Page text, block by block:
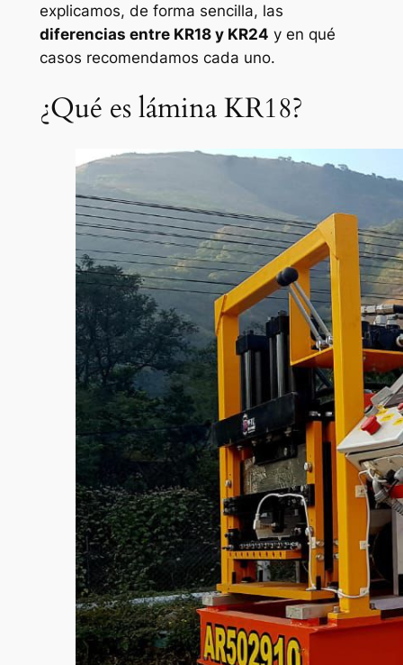
explicamos, de forma sencilla, las
diferencias entre KR18 y KR24 y en qué
casos recomendamos cada uno.
¿Qué es lámina KR18?